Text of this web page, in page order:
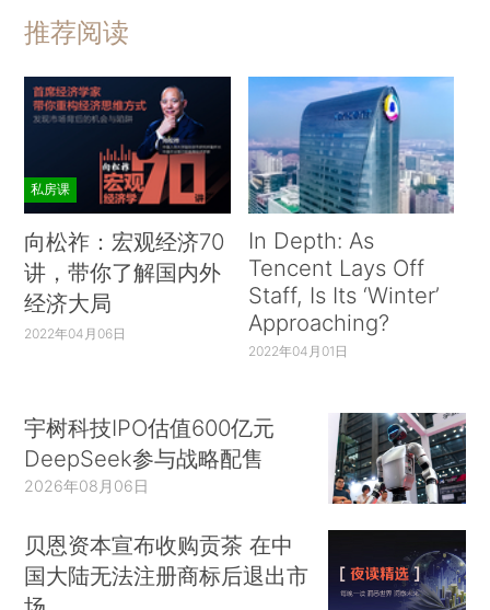
推荐阅读
私房课
向松祚：宏观经济70
讲，带你了解国内外
经济大局
2022年04月06日
In Depth: As
Tencent Lays Off
Staff, Is Its ‘Winter’
Approaching?
2022年04月01日
宇树科技IPO估值600亿元
DeepSeek参与战略配售
2026年08月06日
贝恩资本宣布收购贡茶 在中
国大陆无法注册商标后退出市